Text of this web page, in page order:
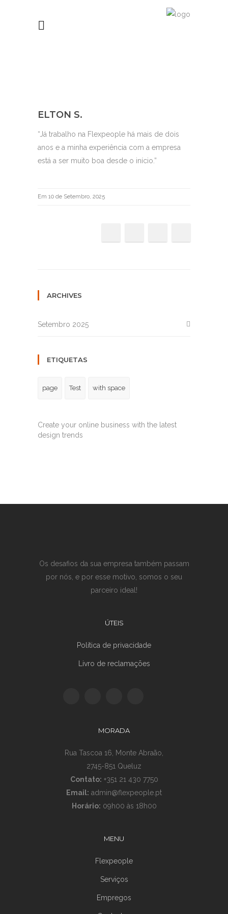
ELTON S.
“Já trabalho na Flexpeople há mais de dois
anos e a minha experiência com a empresa
está a ser muito boa desde o início.”
Em 10 de Setembro, 2025
ARCHIVES
Setembro 2025
ETIQUETAS
page Test with space
Create your online business with the latest
design trends
Os desafios da sua empresa também passam
por nós, e por esse motivo, somos o seu
parceiro ideal!
ÚTEIS
Política de privacidade
Livro de reclamações
MORADA
Rua Tascoa 16, Monte Abraão,
2745-851 Queluz
Contato: +351 21 430 7750
Email: admin@flexpeople.pt
Horário: 09h00 às 18h00
MENU
Flexpeople
Serviços
Empregos